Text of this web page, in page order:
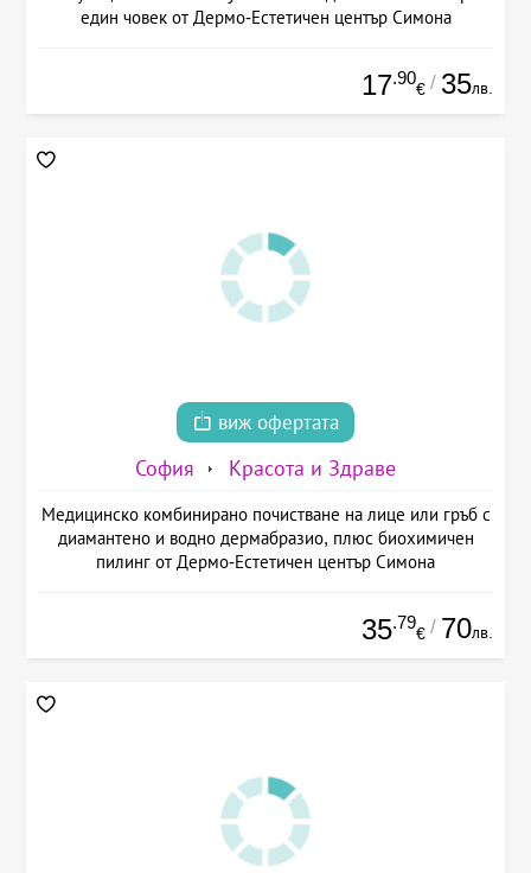
един човек от Дермо-Естетичен център Симона
17.90
€ / 35лв.
виж офертата
София Красота и Здраве
Медицинско комбинирано почистване на лице или гръб с
диамантено и водно дермабразио, плюс биохимичен
пилинг от Дермо-Естетичен център Симона
35.79
€ / 70лв.